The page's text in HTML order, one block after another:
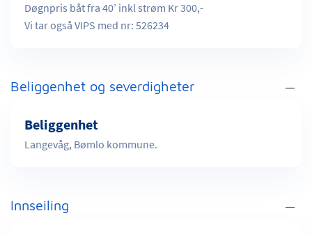
Døgnpris båt fra 40’ inkl strøm Kr 300,-
Vi tar også VIPS med nr: 526234
Beliggenhet og severdigheter
Beliggenhet
Langevåg, Bømlo kommune.
Innseiling